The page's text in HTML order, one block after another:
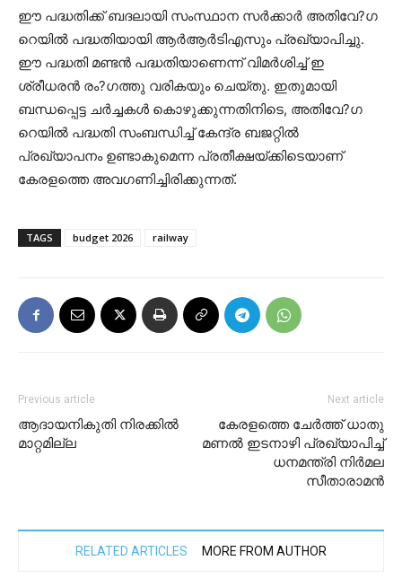
ഈ പദ്ധതിക്ക് ബദലായി സംസ്ഥാന സര്‍ക്കാര്‍ അതിവേ?ഗ
റെയില്‍ പദ്ധതിയായി ആര്‍ആര്‍ടിഎസും പ്രഖ്യാപിച്ചു.
ഈ പദ്ധതി മണ്ടന്‍ പദ്ധതിയാണെന്ന് വിമര്‍ശിച്ച് ഇ
ശ്രീധരന്‍ രം?ഗത്തു വരികയും ചെയ്തു. ഇതുമായി
ബന്ധപ്പെട്ട ചര്‍ച്ചകള്‍ കൊഴുക്കുന്നതിനിടെ, അതിവേ?ഗ
റെയില്‍ പദ്ധതി സംബന്ധിച്ച് കേന്ദ്ര ബജറ്റില്‍
പ്രഖ്യാപനം ഉണ്ടാകുമെന്ന പ്രതീക്ഷയ്ക്കിടെയാണ്
കേരളത്തെ അവഗണിച്ചിരിക്കുന്നത്.
TAGS budget 2026 railway
Previous article
ആദായനികുതി നിരക്കിൽ
മാറ്റമില്ല
Next article
കേരളത്തെ ചേര്‍ത്ത് ധാതു
മണല്‍ ഇടനാഴി പ്രഖ്യാപിച്ച്
ധനമന്ത്രി നിര്‍മല
സീതാരാമന്‍
RELATED ARTICLES MORE FROM AUTHOR